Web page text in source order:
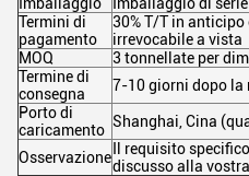
Termini di
pagamento
30% T/T in
irrevocabile a vista
MOQ
3 tonnellate per
Termine di
consegna
7-10 giorni dopo la
Porto di
caricamento Shanghai, Cina
Osservazione Il requisito
discusso alla